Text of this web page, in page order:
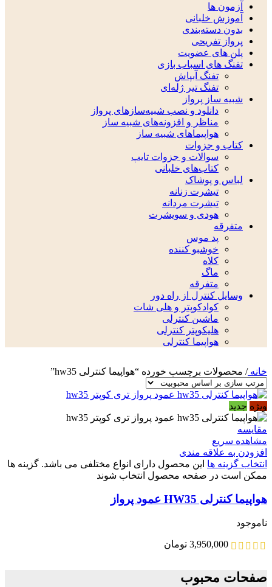
آزمون ها
آموزش خلبانی
بدون دسته‌بندی
پرواز تفریحی
پلن های عضویت
تفنگ های اسباب بازی
تفنگ آبپاش
تفنگ تیر ژله‌ای
شبیه ساز پرواز
دانلود و نصب شبیه‌سازهای پرواز
مناظر و افزونه‌های شبیه ساز
هواپیماهای شبیه ساز
کتاب و جزوات
سوالات و جزوات تایپ
کتاب‌های خلبانی
لباس و پوشاک
تیشرت زنانه
تیشرت مردانه
هودی و سویشرت
متفرقه
پد موس
خوشبو کننده
کلاه
ماگ
متفرقه
وسایل کنترل از راه دور
کوادکوپتر و هلی شات
ماشین کنترلی
هلیکوپتر کنترلی
هواپیما کنترلی
خانه/ محصولات برچسب خورده “هواپیما کنترلی hw35”
ویژه جدید
مقایسه
مشاهده سریع
افزودن به علاقه مندی
انتخاب گزینه ها این محصول دارای انواع مختلفی می باشد. گزینه ها
ممکن است در صفحه محصول انتخاب شوند
هواپیما کنترلی HW35 عمود پرواز
ناموجود
3,950,000 تومان
صفحات محبوب